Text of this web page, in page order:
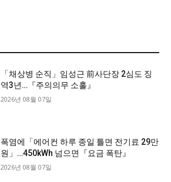
「채상병 순직」임성근 前사단장 2심도 징
역3년…『주의의무 소홀』
2026년 08월 07일
폭염에「에어컨 하루 종일 틀면 전기료 29만
원」…450kWh 넘으면『요금 폭탄』
2026년 08월 07일